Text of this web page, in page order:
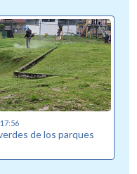
de los parques